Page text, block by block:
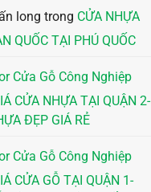
long trong CỬA NHỰA
QUỐC TẠI PHÚ QUỐC
Cửa Gỗ Công Nghiệp
CỬA NHỰA TẠI QUẬN 2-
ĐẸP GIÁ RẺ
Cửa Gỗ Công Nghiệp
CỬA GỖ TẠI QUẬN 1-